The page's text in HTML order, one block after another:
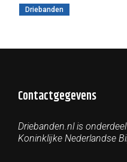
Driebanden
Contactgegevens
Driebanden.nl is
Koninklijke Nederlandse